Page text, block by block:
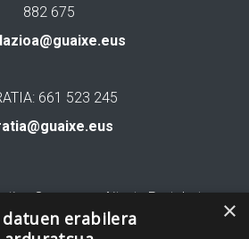
882 675
661 523 245
Commons Aitortu Partekatu ×
erabilera